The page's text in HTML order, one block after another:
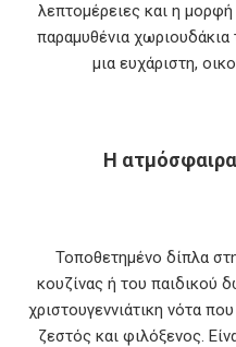
λεπτομέρειες και η
παραμυθένια
μια ευχάριστη,
Η
Τοποθετημένο δίπλα
κουζίνας ή του παιδικού
χριστουγεννιάτικη νότα
ζεστός και φιλόξενος.